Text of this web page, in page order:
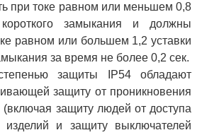
при токе равном или меньшем 0,8
замыкания и должны
равном или большем 1,2 уставки
за время не более 0,2 сек.
защиты IP54 обладают
защиту от проникновения
защиту людей от доступа
и защиту выключателей